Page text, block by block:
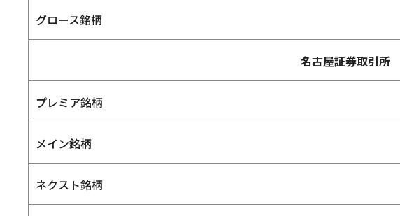
グロース銘柄
名古屋証券取引所
プレミア銘柄
メイン銘柄
ネクスト銘柄